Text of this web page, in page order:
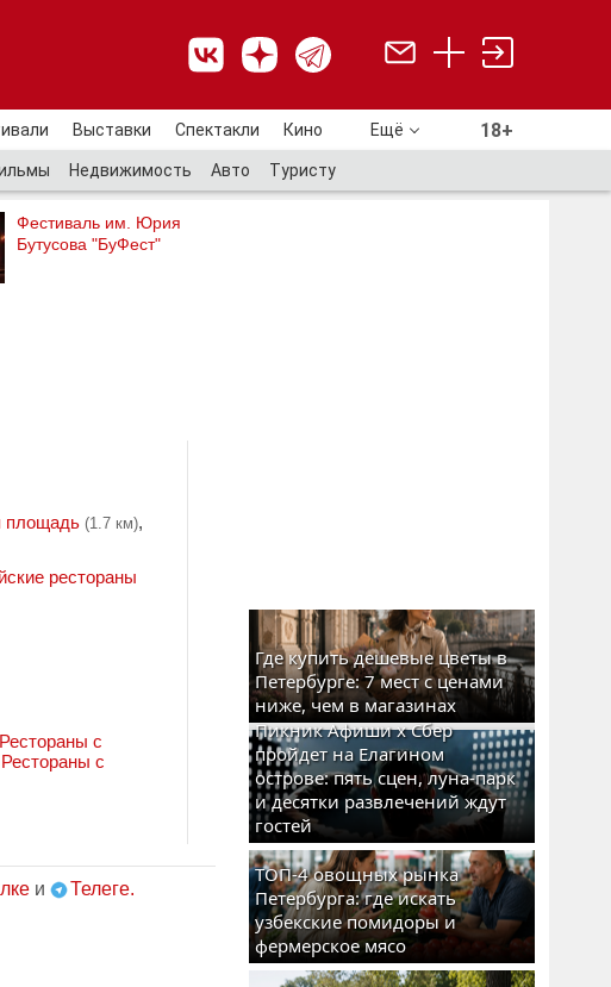
Выставки Спектакли Кино Ещё 18+
Недвижимость Авто Туристу
Фестиваль им. Юрия
Бутусова "БуФест"
площадь (1.7 км),
рестораны
Рестораны с
Рестораны с
и Телеге.
Где купить дешевые цветы в
Петербурге: 7 мест с ценами
ниже, чем в магазинах
Пикник Афиши x Сбер
пройдет на Елагином
острове: пять сцен, луна-парк
и десятки развлечений ждут
гостей
ТОП-4 овощных рынка
Петербурга: где искать
узбекские помидоры и
фермерское мясо